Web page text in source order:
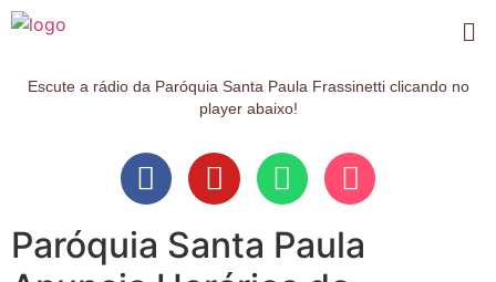
Escute a rádio da Paróquia Santa Paula Frassinetti clicando no
player abaixo!
Paróquia Santa Paula